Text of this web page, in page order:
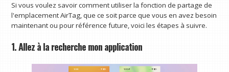
Si vous voulez savoir comment utiliser la fonction de partage de
l'emplacement AirTag, que ce soit parce que vous en avez besoin
maintenant ou pour référence future, voici les étapes à suivre.
1. Allez à la recherche mon application